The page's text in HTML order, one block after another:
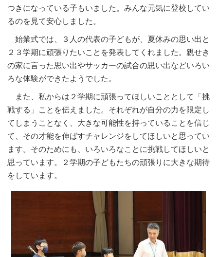
つきになっている子もいました。みんな元気に登校してい
るのを見て安心しました。
始業式では、３人の代表の子どもが、夏休みの思い出と
２３学期に頑張りたいことを発表してくれました。親せき
の家に言った思い出やサッカーの試合の思い出などいろい
ろな体験ができたようでした。
また、私からは２学期に頑張ってほしいこととして「挑
戦する」ことを伝えました。それぞれが自分の力を限定し
てしまうことなく、大きな可能性を持っていることを信じ
て、その才能を伸ばすチャレンジをしてほしいと思ってい
ます。そのためにも、いろいろなことに挑戦してほしいと
思っています。２学期の子どもたちの頑張りに大きな期待
をしています。